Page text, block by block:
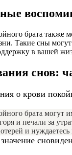
брата также
Такие сны
в вашей
снов:
о крови
брата могут
и печали за
и